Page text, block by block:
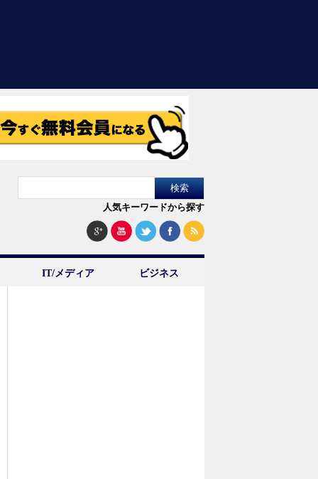
人気キーワードから探す
IT/メディア ビジネス